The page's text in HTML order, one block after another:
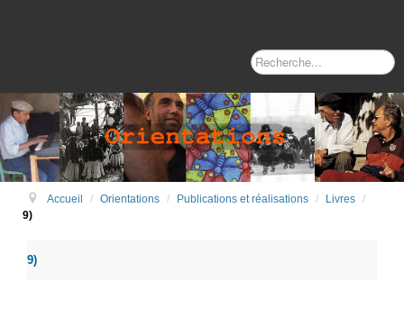
Accueil / Orientations / Publications et réalisations / Livres /
9)
9)